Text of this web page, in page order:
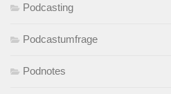
Podcasting
Podcastumfrage
Podnotes